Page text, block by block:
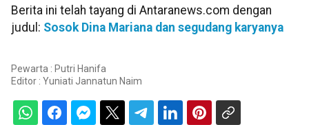
Berita ini telah tayang di Antaranews.com dengan
judul: Sosok Dina Mariana dan segudang karyanya
Pewarta : Putri Hanifa
Editor : Yuniati Jannatun Naim